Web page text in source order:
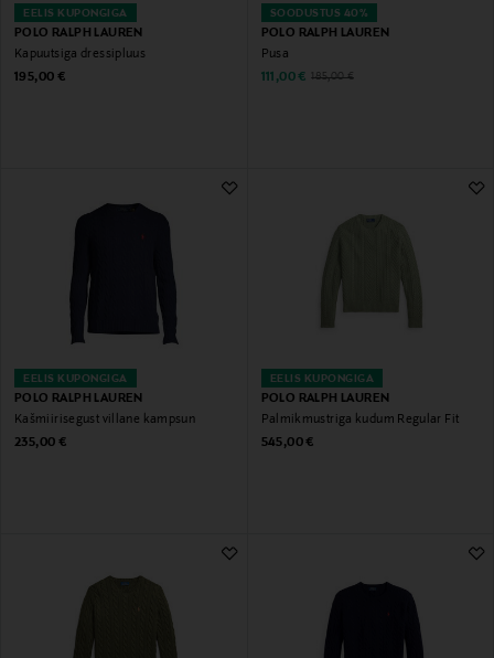
EELIS KUPONGIGA
POLO RALPH LAUREN
Kapuutsiga dressipluus
Original Price
195,00 €
SOODUSTUS 40%
POLO RALPH LAUREN
Pusa
Discounted Price
111,00 € Original Price
185,00 €
EELIS KUPONGIGA
POLO RALPH LAUREN
Kašmiirisegust villane kampsun
Original Price
235,00 €
EELIS KUPONGIGA
POLO RALPH LAUREN
Palmikmustriga kudum Regular Fit
Original Price
545,00 €